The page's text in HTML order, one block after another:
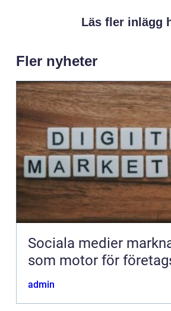
Läs fler inlägg
Fler nyheter
Sociala medier
som motor för
admin